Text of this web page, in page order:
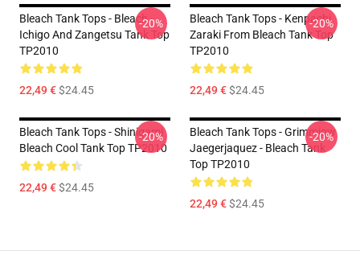
Bleach Tank Tops - Bleach -
Ichigo And Zangetsu Tank Top
TP2010
22,49 €$24.45
-20%
Bleach Tank Tops - Kenpachi
Zaraki From Bleach Tank Top
TP2010
22,49 €$24.45
-20%
Bleach Tank Tops - Shinigami
Bleach Cool Tank Top TP2010
22,49 €$24.45
-20%
Bleach Tank Tops - Grimmjow
Jaegerjaquez - Bleach Tank
Top TP2010
22,49 €$24.45
-20%